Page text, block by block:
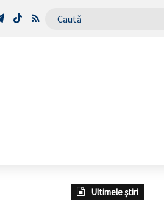
Telegram
TikTokRSS
Ultimele știri